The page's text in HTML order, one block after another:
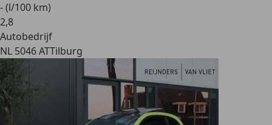
- (l/100 km)
2,8
Autobedrijf
NL 5046 ATTilburg